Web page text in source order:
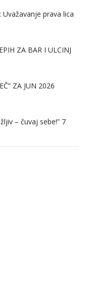
prava lica
ZA BAR I ULCINJ
ZA JUN 2026
– čuvaj sebe!” 7